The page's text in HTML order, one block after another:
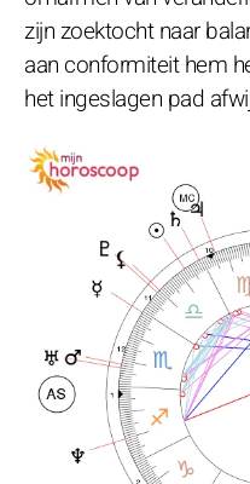
zijn zoektocht naar
aan conformiteit hem
het ingeslagen pad